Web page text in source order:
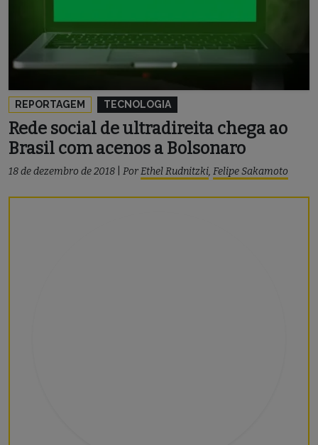
REPORTAGEM TECNOLOGIA
Rede social de ultradireita chega ao
Brasil com acenos a Bolsonaro
18 de dezembro de 2018 PorEthel Rudnitzki, Felipe Sakamoto